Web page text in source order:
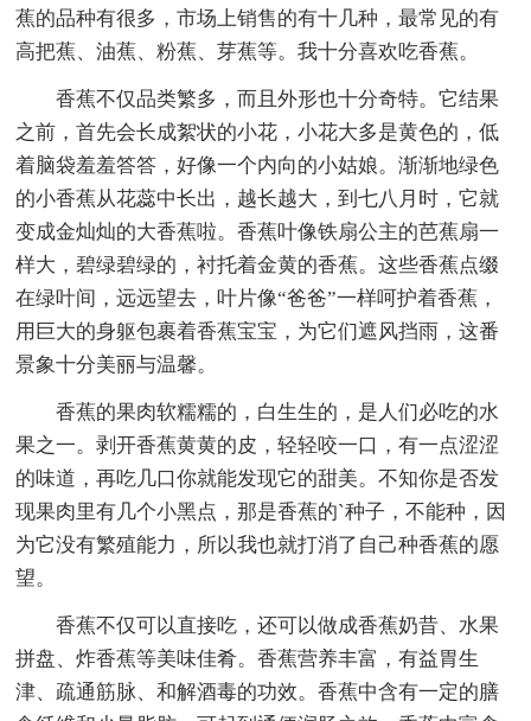
蕉的品种有很多，市场上销售的有十几种，最常见的有
高把蕉、油蕉、粉蕉、芽蕉等。我十分喜欢吃香蕉。
香蕉不仅品类繁多，而且外形也十分奇特。它结果
之前，首先会长成絮状的小花，小花大多是黄色的，低
着脑袋羞羞答答，好像一个内向的小姑娘。渐渐地绿色
的小香蕉从花蕊中长出，越长越大，到七八月时，它就
变成金灿灿的大香蕉啦。香蕉叶像铁扇公主的芭蕉扇一
样大，碧绿碧绿的，衬托着金黄的香蕉。这些香蕉点缀
在绿叶间，远远望去，叶片像“爸爸”一样呵护着香蕉，
用巨大的身躯包裹着香蕉宝宝，为它们遮风挡雨，这番
景象十分美丽与温馨。
香蕉的果肉软糯糯的，白生生的，是人们必吃的水
果之一。剥开香蕉黄黄的皮，轻轻咬一口，有一点涩涩
的味道，再吃几口你就能发现它的甜美。不知你是否发
现果肉里有几个小黑点，那是香蕉的`种子，不能种，因
为它没有繁殖能力，所以我也就打消了自己种香蕉的愿
望。
香蕉不仅可以直接吃，还可以做成香蕉奶昔、水果
拼盘、炸香蕉等美味佳肴。香蕉营养丰富，有益胃生
津、疏通筋脉、和解酒毒的功效。香蕉中含有一定的膳